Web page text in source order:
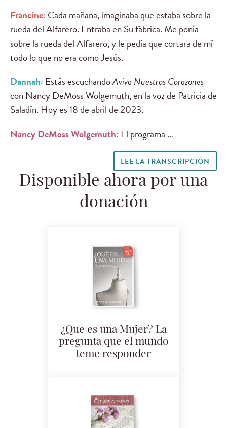
Francine: Cada mañana, imaginaba que estaba sobre la
rueda del Alfarero. Entraba en Su fábrica. Me ponía
sobre la rueda del Alfarero, y le pedía que cortara de mí
todo lo que no era como Jesús.
Dannah: Estás escuchandoAviva Nuestros Corazones
con Nancy DeMoss Wolgemuth, en la voz de Patricia de
Saladín. Hoy es 18 de abril de 2023.
Nancy DeMoss Wolgemuth: El programa …
LEE LA TRANSCRIPCIÓN
Disponible ahora por una
donación
¿Que es una Mujer? La
pregunta que el mundo
teme responder